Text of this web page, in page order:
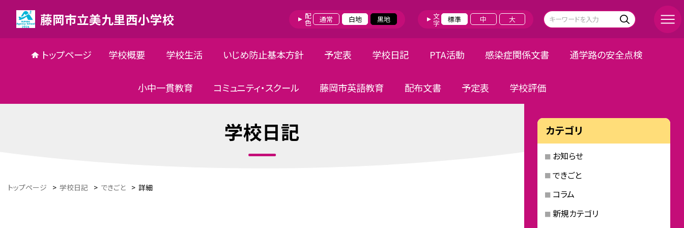
藤岡市立美九里西小学校 配色 通常 白地 黒地 文字 標準 中 大
トップページ 学校概要 学校生活 いじめ防止基本方針 予定表 学校日記 PTA活動 感染症関係文書 通学路の安全点検
小中一貫教育 コミュニティ・スクール 藤岡市英語教育 配布文書 予定表 学校評価
学校日記
トップページ > 学校日記 > できごと > 詳細
カテゴリ
お知らせ
できごと
コラム
新規カテゴリ